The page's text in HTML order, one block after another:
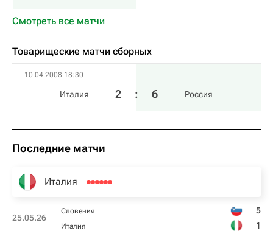
Смотреть все матчи
Товарищеские матчи сборных
10.04.2008 18:30
Италия 2 : 6 Россия
Последние матчи
Италия
25.05.26
Словения 5
Италия 1